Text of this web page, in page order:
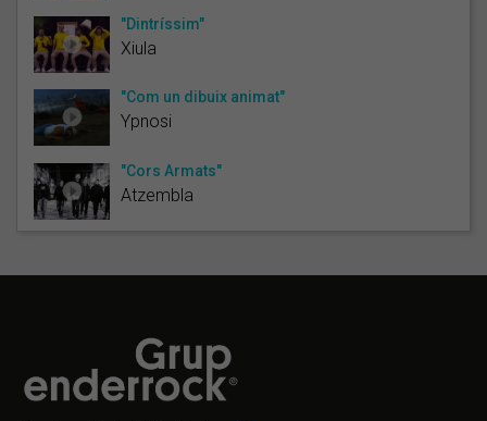
"Dintríssim"
Xiula
"Com un dibuix animat"
Ypnosi
"Cors Armats"
Atzembla